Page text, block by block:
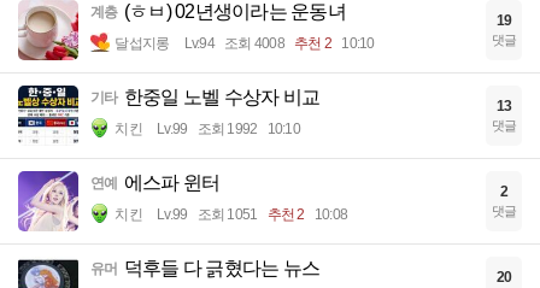
계층 (ㅎㅂ) 02년생이라는 운동녀
달섭지롱 Lv.94 조회 4008 추천 2 10:10
19
댓글
기타 한중일 노벨 수상자 비교
치킨 Lv.99 조회 1992 10:10
13
댓글
연예 에스파 윈터
치킨 Lv.99 조회 1051 추천 2 10:08
2
댓글
유머 덕후들 다 긁혔다는 뉴스 20